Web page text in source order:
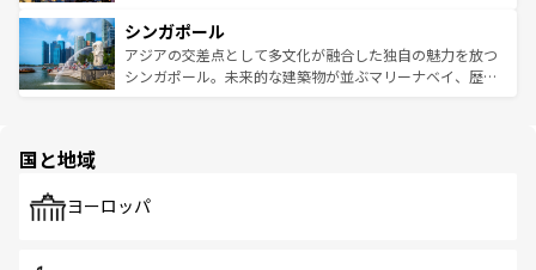
参照してほしい。
激する。気候は一年中温暖で、どの季節にも異なる楽しみ
が待っている。親しみやすいタイの人々、仏教を中心とし
た文化、そして多様な観光資源が、訪れる旅人を魅了し続
み、どこを訪れても感動するはず。観光スポットが密集し
ており、効率よく見どころを回れるのも魅力。息をのむよ
うな絶景から文化的な体験まで、香港を存分に楽しみ尽く
シンガポール
アジアの交差点として多文化が融合した独自の魅力を放つ
シンガポール。未来的な建築物が並ぶマリーナベイ、歴史
で、ホーカーズは地元の風情を楽しめる外せないスポット
国と地域
ヨーロッパ